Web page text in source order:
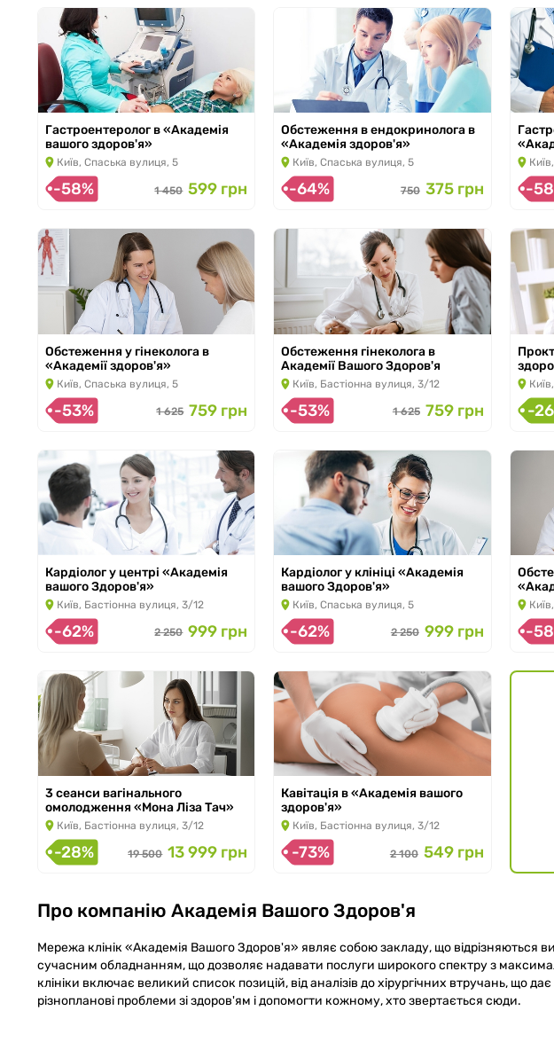
з 11.01.2026 по 30.11.2026
Гастроентеролог в «Академія
вашого здоров'я»
Київ, Спаська вулиця, 5
-58% 1 450 599 грн
з 12.01.2026 по 30.11.2026
Обстеження в ендокринолога в
«Академія здоров'я»
Київ, Спаська вулиця, 5
-64% 750 375 грн
з
-
з 13.01.2026 по 30.11.2026
Обстеження у гінеколога в
«Академії здоров'я»
Київ, Спаська вулиця, 5
-53% 1 625 759 грн
з 13.01.2026 по 30.11.2026
Обстеження гінеколога в
Академії Вашого Здоров'я
Київ, Бастіонна вулиця, 3/12
-53% 1 625 759 грн
з
-
з 10.01.2026 по 30.11.2026
Кардіолог у центрі «Академія
вашого Здоров'я»
Київ, Бастіонна вулиця, 3/12
-62% 2 250 999 грн
з 10.01.2026 по 30.11.2026
Кардіолог у клініці «Академія
вашого Здоров'я»
Київ, Спаська вулиця, 5
-62% 2 250 999 грн
з
-
з 09.01.2026 по 30.11.2026
3 сеанси вагінального
омолодження «Мона Ліза Тач»
Київ, Бастіонна вулиця, 3/12
-28% 19 500 13 999 грн
з 02.11.2023 по 30.11.2026
Кавітація в «Академія вашого
здоров'я»
Київ, Бастіонна вулиця, 3/12
-73% 2 100 549 грн
Про компанію Академія Вашого Здоров'я
Мережа клінік «Академія Вашого Здоров'я» являє собою закладу, що відрізняються
сучасним обладнанням, що дозволяє надавати послуги широкого спектру з
клініки включає великий список позицій, від аналізів до хірургічних втручань, що
різнопланові проблеми зі здоров'ям і допомогти кожному, хто звертається сюди.